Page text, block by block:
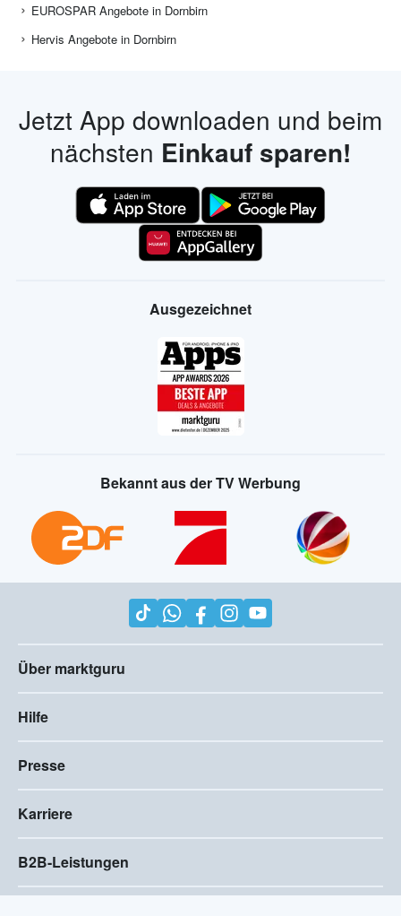
EUROSPAR Angebote in Dornbirn
Hervis Angebote in Dornbirn
Jetzt App downloaden und beim
nächsten Einkauf sparen!
Ausgezeichnet
Bekannt aus der TV Werbung
Über marktguru
Hilfe
Presse
Karriere
B2B-Leistungen